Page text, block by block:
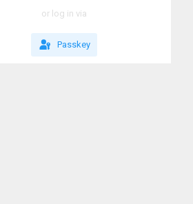
or log in via
Passkey